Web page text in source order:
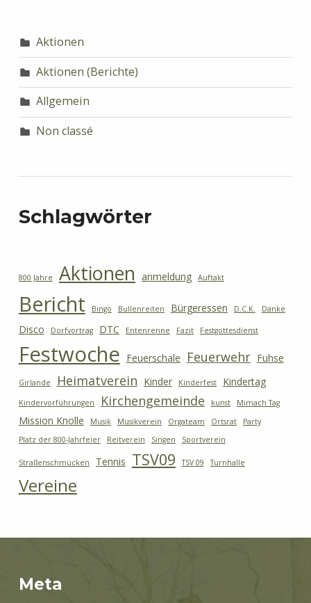
Aktionen
Aktionen (Berichte)
Allgemein
Non classé
Schlagwörter
800 Jahre Aktionen anmeldung Auftakt
Bericht Bingo Bullenreiten Bürgeressen D.C.K. Danke
Disco Dorfvortrag DTC Entenrenne Fazit Festgottesdienst
Festwoche Feuerschale Feuerwehr Fuhse
Girlande Heimatverein Kinder Kinderfest Kindertag
Kindervorführungen Kirchengemeinde kunst Mimach Tag
Mission Knolle Musik Musikverein Orgateam Ortsrat
Party
Platz der 800-Jahrfeier
Reitverein Singen Sportverein
Straßenschmücken Tennis TSV09 TSV 09 Turnhalle
Vereine
Meta